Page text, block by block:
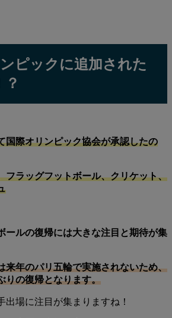
ピックに追加された
国際オリンピック協会が承認したの
フラッグフットボール、クリケット、
ールの復帰には大きな注目と期待が集
来年のパリ五輪で実施されないため、
りの復帰となります。
出場に注目が集まりますね！